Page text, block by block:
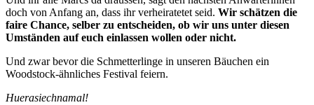
doch von Anfang an, dass ihr verheiratetet seid. Wir schätzen die
faire Chance, selber zu entscheiden, ob wir uns unter diesen
Umständen auf euch einlassen wollen oder nicht.
Und zwar bevor die Schmetterlinge in unseren Bäuchen ein
Woodstock-ähnliches Festival feiern.
Huerasiechnamal!